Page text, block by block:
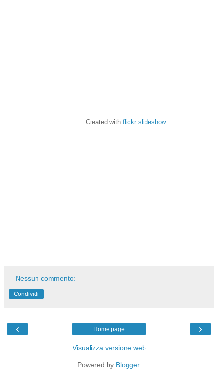
Created with flickr slideshow.
Nessun commento:
Condividi
‹ ›
Home page
Visualizza versione web
Powered by Blogger.